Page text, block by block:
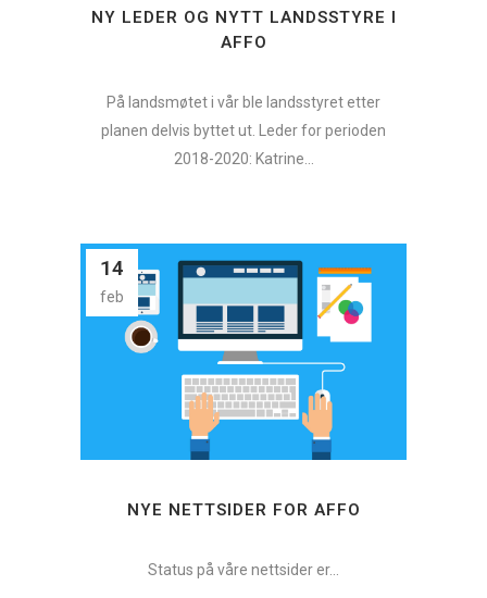
NY LEDER OG NYTT LANDSSTYRE I
AFFO
På landsmøtet i vår ble landsstyret etter
planen delvis byttet ut. Leder for perioden
2018-2020: Katrine...
14
feb
NYE NETTSIDER FOR AFFO
Status på våre nettsider er...